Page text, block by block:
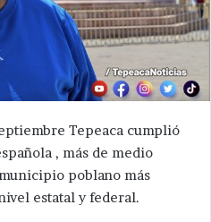
Tepeaca cumplió
, más de medio
poblano más
estatal y federal.